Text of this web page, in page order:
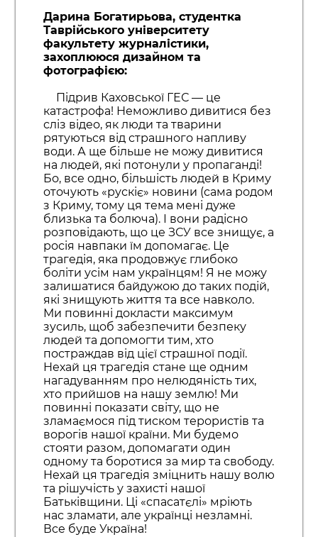
Дарина Богатирьова, студентка
Таврійського університету
факультету журналістики,
захоплююся дизайном та
фотографією:
Підрив Каховської ГЕС — це
катастрофа! Неможливо дивитися без
сліз відео, як люди та тварини
рятуються від страшного напливу
води. А ще більше не можу дивитися
на людей, які потонули у пропаганді!
Бо, все одно, більшість людей в Криму
оточують «рускіє» новини (сама родом
з Криму, тому ця тема мені дуже
близька та болюча). І вони радісно
розповідають, що це ЗСУ все знищує, а
росія навпаки їм допомагає. Це
трагедія, яка продовжує глибоко
боліти усім нам українцям! Я не можу
залишатися байдужою до таких подій,
які знищують життя та все навколо.
Ми повинні докласти максимум
зусиль, щоб забезпечити безпеку
людей та допомогти тим, хто
постраждав від цієї страшної події.
Нехай ця трагедія стане ще одним
нагадуванням про нелюдяність тих,
хто прийшов на нашу землю! Ми
повинні показати світу, що не
зламаємося під тиском терористів та
ворогів нашої країни. Ми будемо
стояти разом, допомагати один
одному та боротися за мир та свободу.
Нехай ця трагедія зміцнить нашу волю
та рішучість у захисті нашої
Батьківщини. Ці «спасатєлі» мріють
нас зламати, але українці незламні.
Все буде Україна!